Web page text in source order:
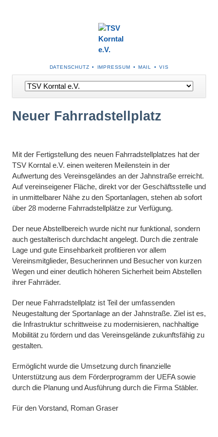
NAVIGATION
ÜBERSPRINGEN
DATENSCHUTZ IMPRESSUM MAIL VIS
Navigation
überspringen
Neuer Fahrradstellplatz
Mit der Fertigstellung des neuen Fahrradstellplatzes hat der
TSV Korntal e.V. einen weiteren Meilenstein in der
Aufwertung des Vereinsgeländes an der Jahnstraße erreicht.
Auf vereinseigener Fläche, direkt vor der Geschäftsstelle und
in unmittelbarer Nähe zu den Sportanlagen, stehen ab sofort
über 28 moderne Fahrradstellplätze zur Verfügung.
Der neue Abstellbereich wurde nicht nur funktional, sondern
auch gestalterisch durchdacht angelegt. Durch die zentrale
Lage und gute Einsehbarkeit profitieren vor allem
Vereinsmitglieder, Besucherinnen und Besucher von kurzen
Wegen und einer deutlich höheren Sicherheit beim Abstellen
ihrer Fahrräder.
Der neue Fahrradstellplatz ist Teil der umfassenden
Neugestaltung der Sportanlage an der Jahnstraße. Ziel ist es,
die Infrastruktur schrittweise zu modernisieren, nachhaltige
Mobilität zu fördern und das Vereinsgelände zukunftsfähig zu
gestalten.
Ermöglicht wurde die Umsetzung durch finanzielle
Unterstützung aus dem Förderprogramm der UEFA sowie
durch die Planung und Ausführung durch die Firma Stäbler.
Für den Vorstand, Roman Graser